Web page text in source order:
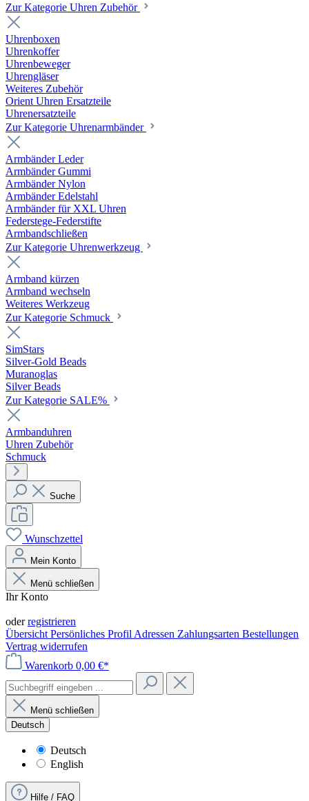
Zur Kategorie Uhren Zubehör
Uhrenboxen
Uhrenkoffer
Uhrenbeweger
Uhrengläser
Weiteres Zubehör
Orient Uhren Ersatzteile
Uhrenersatzteile
Zur Kategorie Uhrenarmbänder
Armbänder Leder
Armbänder Gummi
Armbänder Nylon
Armbänder Edelstahl
Armbänder für XXL Uhren
Federstege-Federstifte
Armbandschließen
Zur Kategorie Uhrenwerkzeug
Armband kürzen
Armband wechseln
Weiteres Werkzeug
Zur Kategorie Schmuck
SimStars
Silver-Gold Beads
Muranoglas
Silver Beads
Zur Kategorie SALE%
Armbanduhren
Uhren Zubehör
Schmuck
Suche
Wunschzettel
Mein Konto
Menü schließen
Ihr Konto
oderregistrieren
Übersicht Persönliches Profil Adressen Zahlungsarten Bestellungen
Vertrag widerrufen
Warenkorb 0,00 €*
Menü schließen
Deutsch
Deutsch
English
Hilfe / FAQ